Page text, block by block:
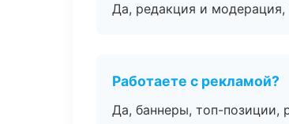
Да, редакция и модерация,
Работаете с рекламой?
Да, баннеры, топ-позиции,